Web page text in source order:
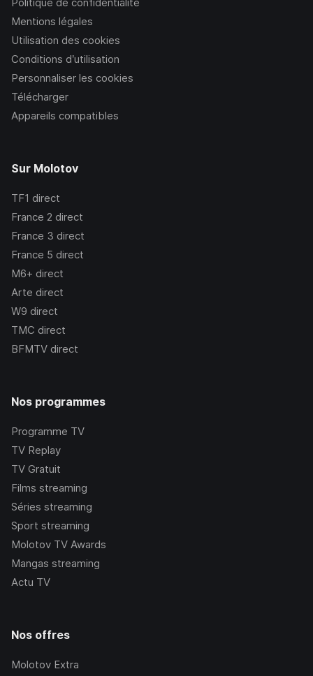
Mentions légales
Utilisation des cookies
Conditions d’utilisation
Personnaliser les cookies
Télécharger
Appareils compatibles
Sur Molotov
TF1 direct
France 2 direct
France 3 direct
France 5 direct
M6+ direct
Arte direct
W9 direct
TMC direct
BFMTV direct
Nos programmes
Programme TV
TV Replay
TV Gratuit
Films streaming
Séries streaming
Sport streaming
Molotov TV Awards
Mangas streaming
Actu TV
Nos offres
Molotov Extra